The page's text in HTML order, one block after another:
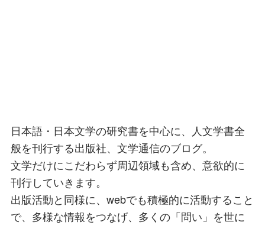
日本語・日本文学の研究書を中心に、人文学書全
般を刊行する出版社、文学通信のブログ。
文学だけにこだわらず周辺領域も含め、意欲的に
刊行していきます。
出版活動と同様に、webでも積極的に活動すること
で、多様な情報をつなげ、多くの「問い」を世に